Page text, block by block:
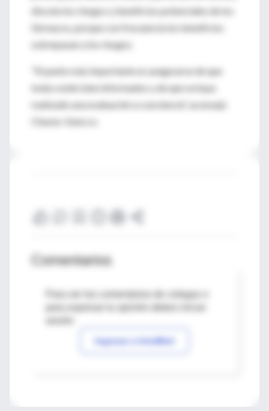
discuta los riesgos y beneficios potenciales de los
fármacos, porque con frecuencia los beneficios
sobrepasan a los riesgos.
"El punto más importante es asegurarse de que
todos estén bien informados y de que se haya
realizado una evaluación a conciencia", aconsejó
Chaves-Gnecco.
Comentarios
Para ver los comentarios de colegas o
Ingresar a IntraMed